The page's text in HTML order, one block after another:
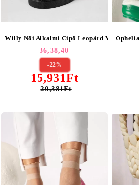
Willy Női Alkalmi Cipő Leopárd Velúr
36, 38, 40
-22%
15,931Ft
20,381Ft